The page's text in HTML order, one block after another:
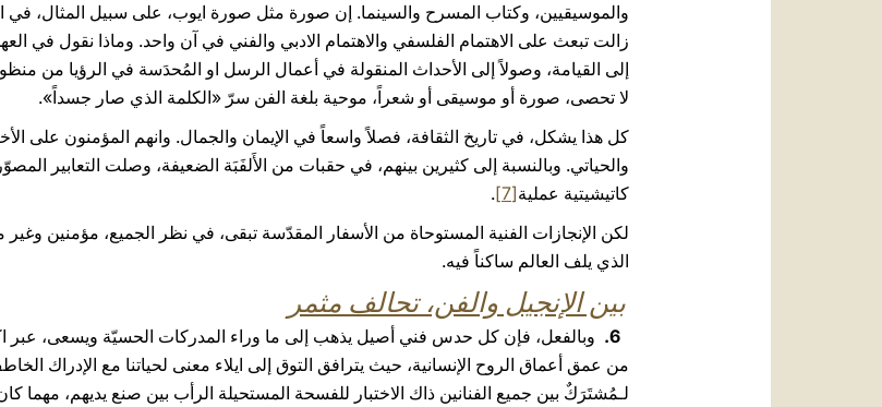
والموسيقيين، وكتاب المسرح والسينما. إن صورة مثل صورة ايوب، على سبيل المثال، في
زالت تبعث على الاهتمام الفلسفي والاهتمام الادبي والفني في آن واحد. وماذا نقول في
إلى القيامة، وصولاً إلى الأحداث المنقولة في أعمال الرسل او المُحدَسة في الرؤيا من
لا تحصى، صورة أو موسيقى أو شعراً، موحية بلغة الفن سرّ «الكلمة الذي صار جسداً».
كل هذا يشكل، في تاريخ الثقافة، فصلاً واسعاً في الإيمان والجمال. وانهم المؤمنون على
والحياتي. وبالنسبة إلى كثيرين بينهم، في حقبات من الأَلفَبَة الضعيفة، وصلت التعابير
كاتيشيتية عملية[7]
.
لكن الإنجازات الفنية المستوحاة من الأسفار المقدّسة تبقى، في نظر الجميع، مؤمنين
الذي يلف العالم ساكناً فيه.
بين الإنجيل والفن، تحالف مثمر
6.
وبالفعل، فإن كل حدس فني أصيل يذهب إلى ما وراء المدركات الحسيّة ويسعى، عبر
من عمق أعماق الروح الإنسانية، حيث يترافق التوق إلى ايلاء معنى لحياتنا مع الإدراك
لـمُشتَرَكٌ بين جميع الفنانين ذاك الاختبار للفسحة المستحيلة الرأب بين صنع يديهم، مهما